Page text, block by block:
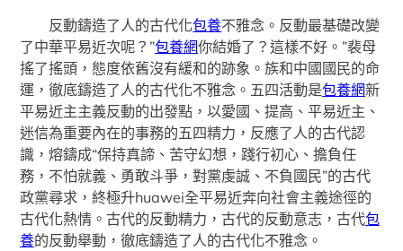
反動鑄造了人的古代化包養不雅念。反動最基礎改變
了中華平易近次呢？”包養網你結婚了？這樣不好。”裴母
搖了搖頭，態度依舊沒有緩和的跡象。族和中國國民的命
運，徹底鑄造了人的古代化不雅念。五四活動是包養網新
平易近主主義反動的出發點，以愛國、提高、平易近主、
迷信為重要內在的事務的五四精力，反應了人的古代認
識，熔鑄成“保持真諦、苦守幻想，踐行初心、擔負任
務，不怕就義、勇敢斗爭，對黨虔誠、不負國民”的古代
政黨尋求，終極升huawei全平易近奔向社會主義途徑的
古代化熱情。古代的反動精力，古代的反動意志，古代包
養的反動舉動，徹底鑄造了人的古代化不雅念。